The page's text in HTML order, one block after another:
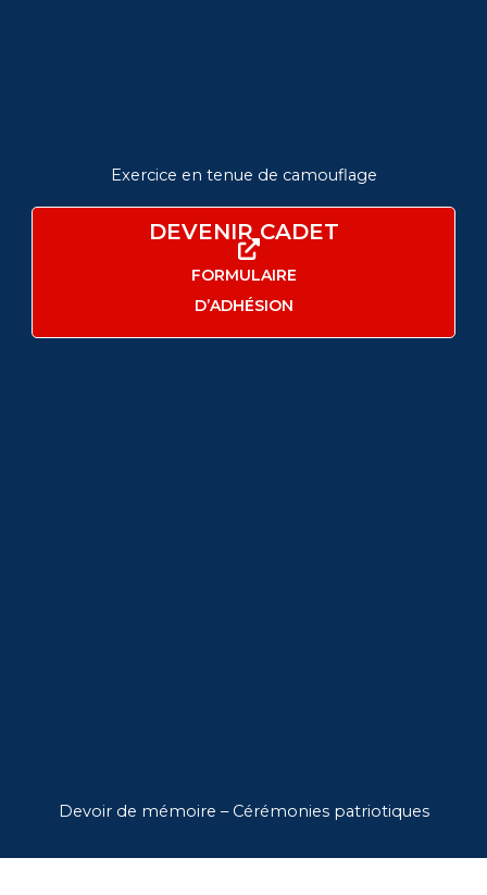
Exercice en tenue de camouflage
DEVENIR CADET
FORMULAIRE
D’ADHÉSION
Devoir de mémoire – Cérémonies patriotiques